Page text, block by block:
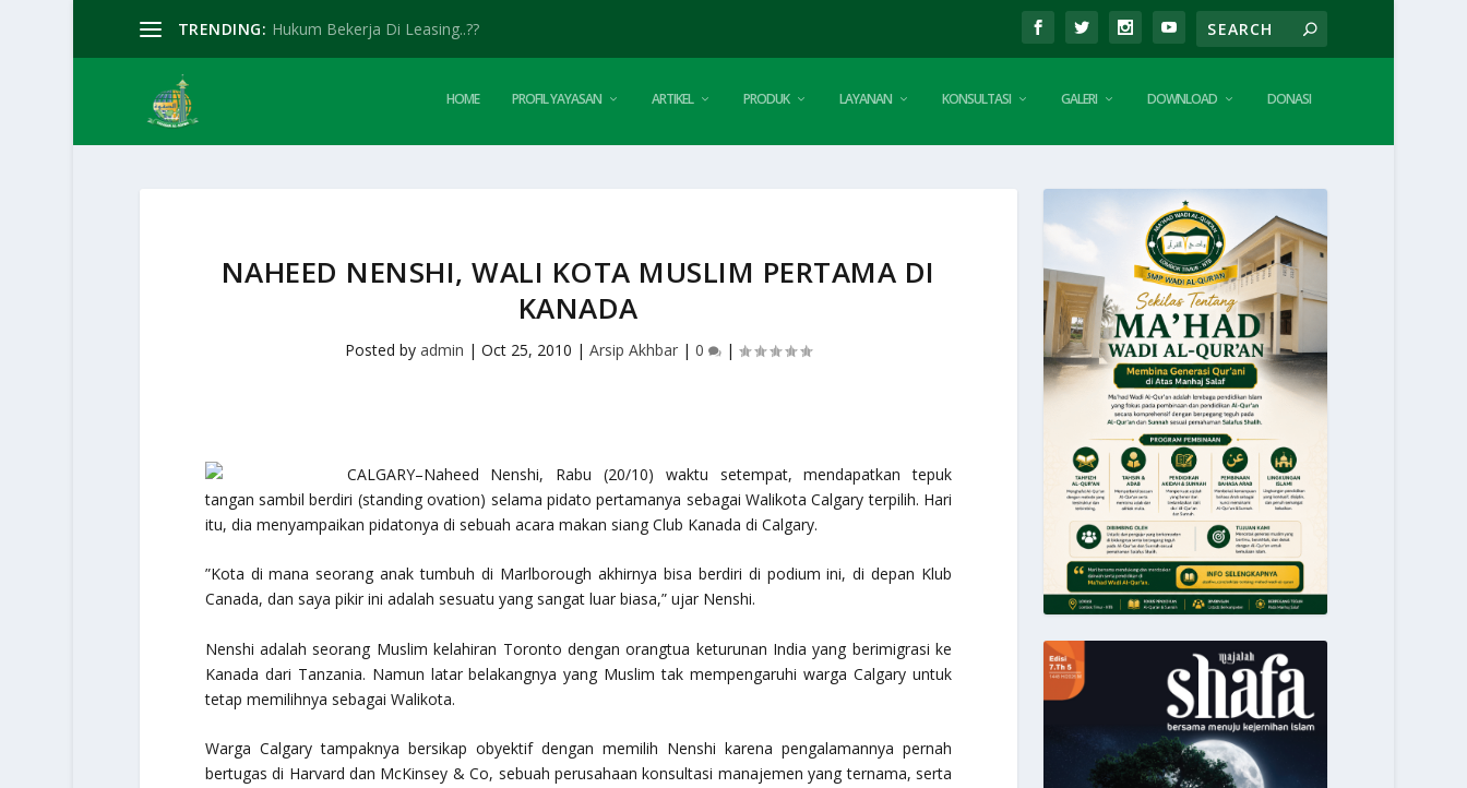
TRENDING: Hukum Bekerja Di Leasing..??
HOME PROFIL YAYASAN ARTIKEL PRODUK LAYANAN KONSULTASI GALERI DOWNLOAD DONASI
NAHEED NENSHI, WALI KOTA MUSLIM PERTAMA DI
KANADA
Posted byadmin |Oct 25, 2010 |Arsip Akhbar |0 |
CALGARY–Naheed Nenshi, Rabu (20/10) waktu setempat, mendapatkan tepuk
tangan sambil berdiri (standing ovation) selama pidato pertamanya sebagai Walikota Calgary terpilih. Hari
itu, dia menyampaikan pidatonya di sebuah acara makan siang Club Kanada di Calgary.
”Kota di mana seorang anak tumbuh di Marlborough akhirnya bisa berdiri di podium ini, di depan Klub
Canada, dan saya pikir ini adalah sesuatu yang sangat luar biasa,” ujar Nenshi.
Nenshi adalah seorang Muslim kelahiran Toronto dengan orangtua keturunan India yang berimigrasi ke
Kanada dari Tanzania. Namun latar belakangnya yang Muslim tak mempengaruhi warga Calgary untuk
tetap memilihnya sebagai Walikota.
Warga Calgary tampaknya bersikap obyektif dengan memilih Nenshi karena pengalamannya pernah
bertugas di Harvard dan McKinsey & Co, sebuah perusahaan konsultasi manajemen yang ternama, serta